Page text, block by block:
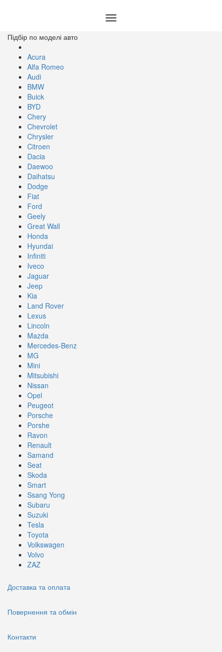
Toggle
Підбір по моделі авто
Acura
Alfa Romeo
Audi
BMW
Buick
BYD
Chery
Chevrolet
Chrysler
Citroen
Dacia
Daewoo
Daihatsu
Dodge
Fiat
Ford
Geely
Great Wall
Honda
Hyundai
Infiniti
Iveco
Jaguar
Jeep
Kia
Land Rover
Lexus
Lincoln
Mazda
Mercedes-Benz
MG
Mini
Mitsubishi
Nissan
Opel
Peugeot
Porsche
Porshe
Ravon
Renault
Samand
Seat
Skoda
Smart
Ssang Yong
Subaru
Suzuki
Tesla
Toyota
Volkswagen
Volvo
ZAZ
Доставка та оплата
Повернення та обмін
Контакти